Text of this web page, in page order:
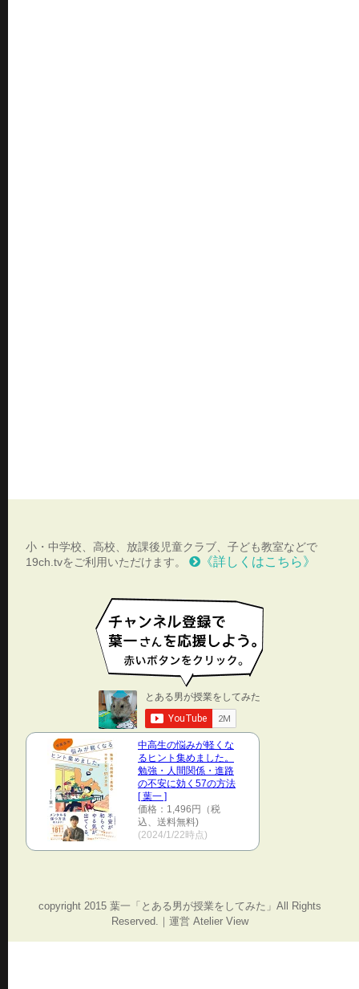
小・中学校、高校、放課後児童クラブ、子ども教室などで
19ch.tvをご利用いただけます。
《詳しくはこちら》
中高生の悩みが軽くな
るヒント集めました。
勉強・人間関係・進路
の不安に効く57の方法
[ 葉一 ]
価格：1,496円（税
込、送料無料)
(2024/1/22時点)
copyright 2015 葉一「とある男が授業をしてみた」All Rights
Reserved.｜運営 Atelier View